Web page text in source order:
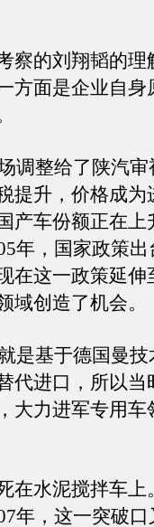
的刘翔韬的理
方面是企业自身
整给了陕汽审
提升，价格成为
产车份额正在上
年，国家政策
在这一政策延伸
域创造了机会。
基于德国曼技
代进口，所以当
大力进军专用车
水泥搅拌车上
年，这一突破